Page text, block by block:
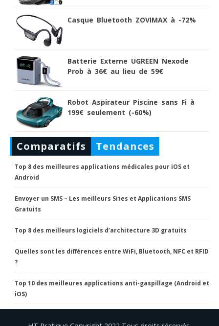
Casque Bluetooth ZOVIMAX à -72%
Batterie Externe UGREEN Nexode
Prob à 36€ au lieu de 59€
Robot Aspirateur Piscine sans Fi à
199€ seulement (-60%)
Comparatifs Tendances
Top 8 des meilleures applications médicales pour iOS et
Android
Envoyer un SMS – Les meilleurs Sites et Applications SMS
Gratuits
Top 8 des meilleurs logiciels d’architecture 3D gratuits
Quelles sont les différences entre WiFi, Bluetooth, NFC et RFID
?
Top 10 des meilleures applications anti-gaspillage (Android et
iOS)